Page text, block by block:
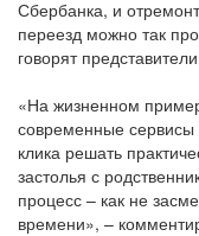
Сбербанка, и
переезд можно так
говорят
«На жизненном
современные сервисы
клика решать
застолья с
процесс – как не
времени», –